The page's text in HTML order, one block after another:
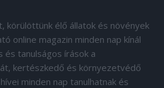
körülöttünk élő állatok és növények
online magazin minden nap kínál
és tanulságos írások a
kertészkedő és környezetvédő
minden nap tanulhatnak és